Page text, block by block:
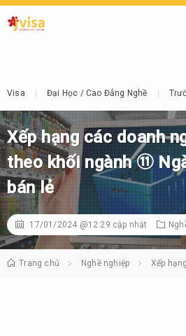
Visa Đại Học / Cao Đẳng Nghề
Xếp hạng các doanh
theo khối ngành ⑪
bán lẻ
17/01/2024 @12:29 cập nhật
Trang chủ Nghề nghiệp Xếp